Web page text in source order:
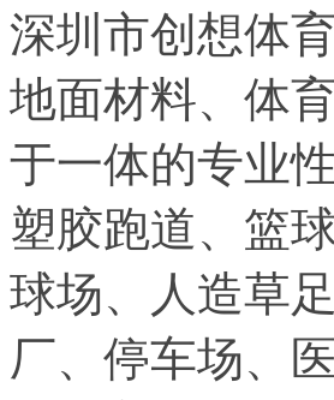
深圳市创想体
地面材料、 体
于一体的专业
塑胶跑道、篮
球场、人造草
厂、停车场、